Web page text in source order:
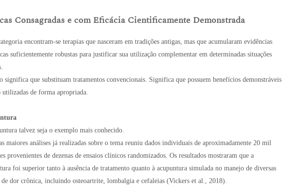
Consagradas e com Eficácia Cientificamente Demonstrada
encontram-se terapias que nasceram em tradições antigas, mas que acumularam evidências
suficientemente robustas para justificar sua utilização complementar em determinadas situações
significa que substituam tratamentos convencionais. Significa que possuem benefícios demonstráveis
utilizadas de forma apropriada.
talvez seja o exemplo mais conhecido.
maiores análises já realizadas sobre o tema reuniu dados individuais de aproximadamente 20 mil
provenientes de dezenas de ensaios clínicos randomizados. Os resultados mostraram que a
foi superior tanto à ausência de tratamento quanto à acupuntura simulada no manejo de diversas
dor crônica, incluindo osteoartrite, lombalgia e cefaleias (Vickers et al., 2018).